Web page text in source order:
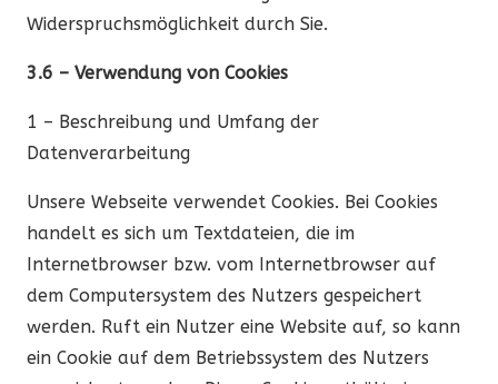
Widerspruchsmöglichkeit durch Sie.
3.6 – Verwendung von Cookies
1 – Beschreibung und Umfang der
Datenverarbeitung
Unsere Webseite verwendet Cookies. Bei Cookies
handelt es sich um Textdateien, die im
Internetbrowser bzw. vom Internetbrowser auf
dem Computersystem des Nutzers gespeichert
werden. Ruft ein Nutzer eine Website auf, so kann
ein Cookie auf dem Betriebssystem des Nutzers